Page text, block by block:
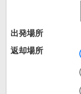
出発場所
返却場所